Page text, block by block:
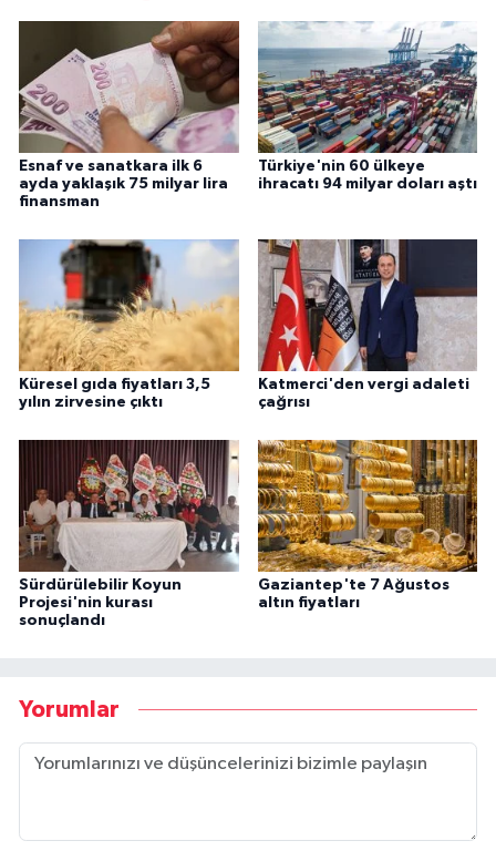
Esnaf ve sanatkara ilk 6
ayda yaklaşık 75 milyar lira
finansman
Türkiye'nin 60 ülkeye
ihracatı 94 milyar doları aştı
Küresel gıda fiyatları 3,5
yılın zirvesine çıktı
Katmerci'den vergi adaleti
çağrısı
Sürdürülebilir Koyun
Projesi'nin kurası
sonuçlandı
Gaziantep'te 7 Ağustos
altın fiyatları
Yorumlar